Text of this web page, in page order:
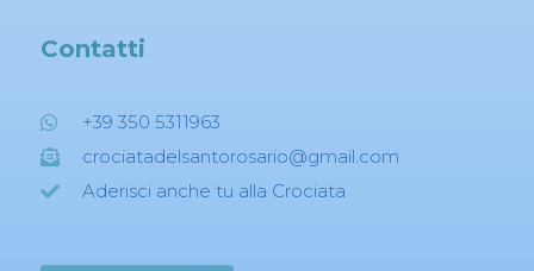
Contatti
+39 350 5311963
crociatadelsantorosario@gmail.com
Aderisci anche tu alla Crociata